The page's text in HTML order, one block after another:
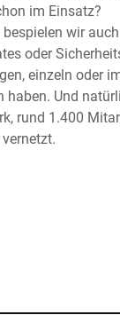
im Einsatz?
bespielen wir
oder
einzeln oder
haben. Und
rund 1.400